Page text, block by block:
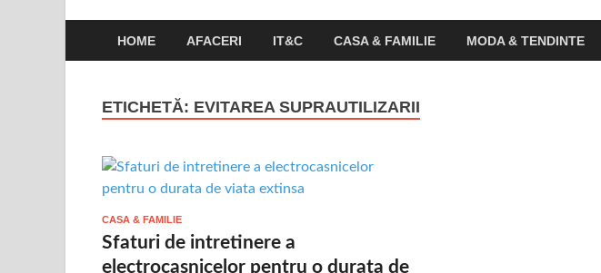
HOME AFACERI IT&C CASA & FAMILIE MODA & TENDINTE
ETICHETĂ: EVITAREA SUPRAUTILIZARII
CASA & FAMILIE
Sfaturi de intretinere a
electrocasnicelor pentru o durata de